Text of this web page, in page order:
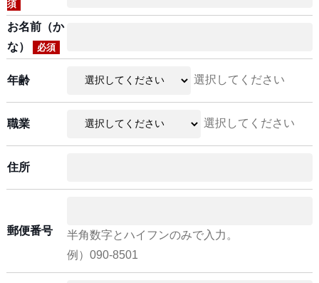
須
お名前（か
な）
必須
年齢 選択してください
職業 選択してください
住所
郵便番号
半角数字とハイフンのみで入力。
例）090-8501